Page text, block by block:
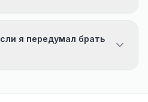
я передумал брать